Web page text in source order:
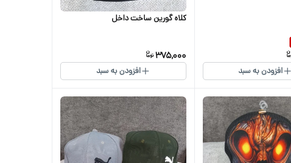
افزودن به سبد
کلاه گورین ساخت داخل
375,000
افزودن به سبد